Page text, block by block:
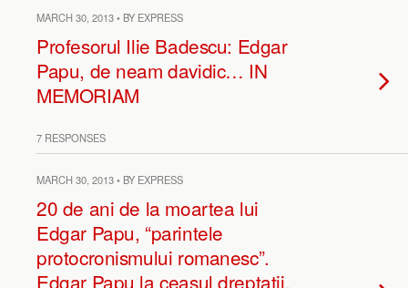
MARCH 30, 2013 • BY EXPRESS
Profesorul Ilie Badescu: Edgar
Papu, de neam davidic… IN
MEMORIAM
7 RESPONSES
MARCH 30, 2013 • BY EXPRESS
20 de ani de la moartea lui
Edgar Papu, “parintele
protocronismului romanesc”.
Edgar Papu la ceasul dreptatii.